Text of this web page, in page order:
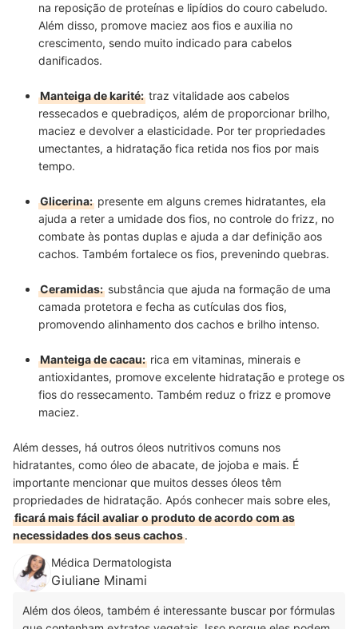
na reposição de proteínas e lipídios do couro cabeludo.
Além disso, promove maciez aos fios e auxilia no
crescimento, sendo muito indicado para cabelos
danificados.
Manteiga de karité: traz vitalidade aos cabelos
ressecados e quebradiços, além de proporcionar brilho,
maciez e devolver a elasticidade. Por ter propriedades
umectantes, a hidratação fica retida nos fios por mais
tempo.
Glicerina: presente em alguns cremes hidratantes, ela
ajuda a reter a umidade dos fios, no controle do frizz, no
combate às pontas duplas e ajuda a dar definição aos
cachos. Também fortalece os fios, prevenindo quebras.
Ceramidas: substância que ajuda na formação de uma
camada protetora e fecha as cutículas dos fios,
promovendo alinhamento dos cachos e brilho intenso.
Manteiga de cacau: rica em vitaminas, minerais e
antioxidantes, promove excelente hidratação e protege os
fios do ressecamento. Também reduz o frizz e promove
maciez.
Além desses, há outros óleos nutritivos comuns nos
hidratantes, como óleo de abacate, de jojoba e mais. É
importante mencionar que muitos desses óleos têm
propriedades de hidratação. Após conhecer mais sobre eles,
ficará mais fácil avaliar o produto de acordo com as
necessidades dos seus cachos.
Médica Dermatologista
Giuliane Minami
Além dos óleos, também é interessante buscar por fórmulas